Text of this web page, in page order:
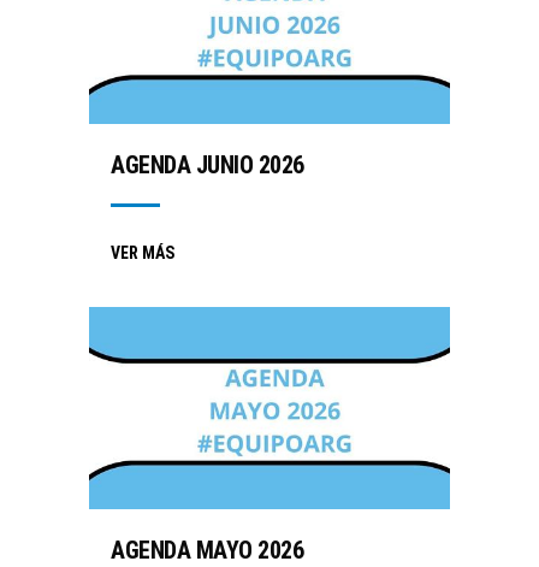
AGENDA JUNIO 2026
VER MÁS
AGENDA MAYO 2026